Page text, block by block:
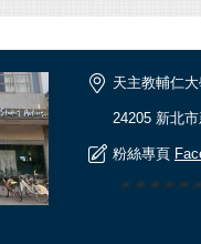
天主教輔仁
24205 新北
粉絲專頁